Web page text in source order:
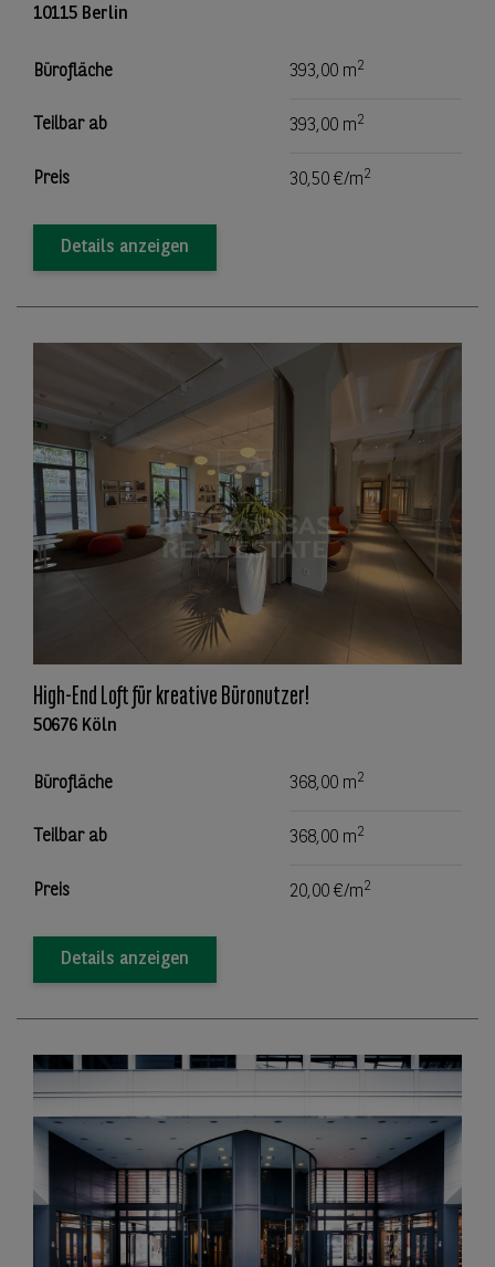
10115 Berlin
Bürofläche 393,00 m2
Teilbar ab 393,00 m2
Preis 30,50 €/m2
Details anzeigen
High-End Loft für kreative Büronutzer!
50676 Köln
Bürofläche 368,00 m2
Teilbar ab 368,00 m2
Preis 20,00 €/m2
Details anzeigen